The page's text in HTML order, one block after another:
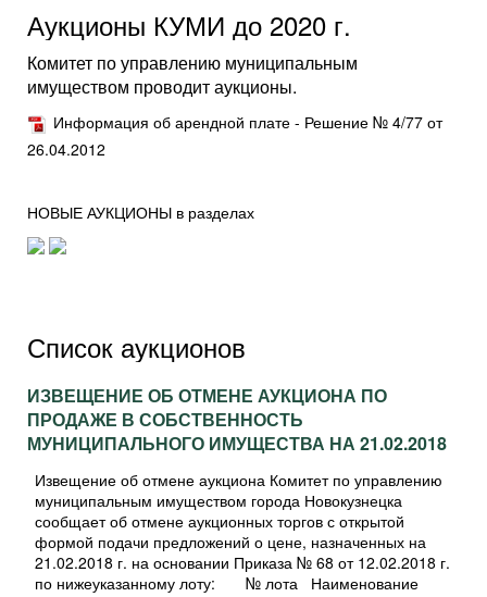
Аукционы КУМИ до 2020 г.
Комитет по управлению муниципальным
имуществом проводит аукционы.
Информация об арендной плате - Решение № 4/77 от
26.04.2012
НОВЫЕ АУКЦИОНЫ в разделах
Список аукционов
ИЗВЕЩЕНИЕ ОБ ОТМЕНЕ АУКЦИОНА ПО
ПРОДАЖЕ В СОБСТВЕННОСТЬ
МУНИЦИПАЛЬНОГО ИМУЩЕСТВА НА 21.02.2018
Извещение об отмене аукциона Комитет по управлению
муниципальным имуществом города Новокузнецка
сообщает об отмене аукционных торгов с открытой
формой подачи предложений о цене, назначенных на
21.02.2018 г. на основании Приказа № 68 от 12.02.2018 г.
по нижеуказанному лоту: № лота Наименование